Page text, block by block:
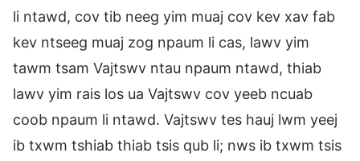
li ntawd, cov tib neeg yim muaj cov kev xav fab
kev ntseeg muaj zog npaum li cas, lawv yim
tawm tsam Vajtswv ntau npaum ntawd, thiab
lawv yim rais los ua Vajtswv cov yeeb ncuab
coob npaum li ntawd. Vajtswv tes hauj lwm yeej
ib txwm tshiab thiab tsis qub li; nws ib txwm tsis